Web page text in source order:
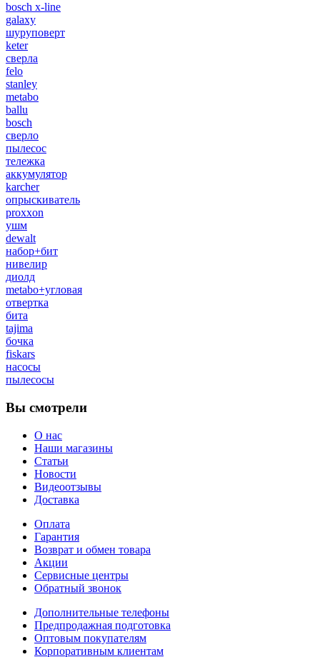
bosch x-line
galaxy
шуруповерт
keter
сверла
felo
stanley
metabo
ballu
bosch
сверло
пылесос
тележка
аккумулятор
karcher
опрыскиватель
proxxon
ушм
dewalt
набор+бит
нивелир
диолд
metabo+угловая
отвертка
бита
tajima
бочка
fiskars
насосы
пылесосы
Вы смотрели
О нас
Наши магазины
Статьи
Новости
Видеоотзывы
Доставка
Оплата
Гарантия
Возврат и обмен товара
Акции
Сервисные центры
Обратный звонок
Дополнительные телефоны
Предпродажная подготовка
Оптовым покупателям
Корпоративным клиентам